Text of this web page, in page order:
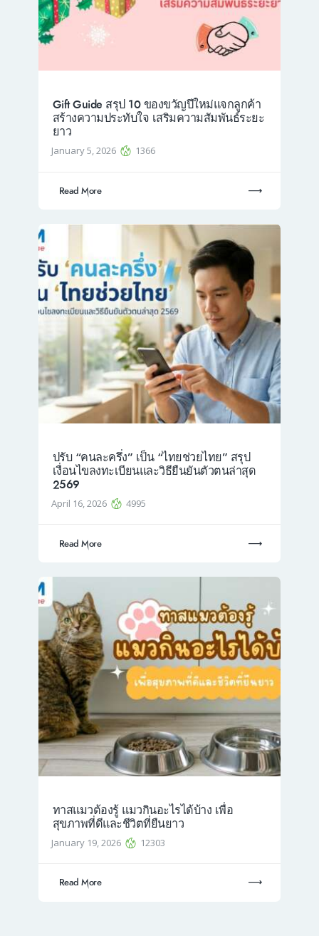
Gift Guide สรุป 10 ของขวัญปีใหม่แจกลูกค้า
สร้างความประทับใจ เสริมความสัมพันธ์ระยะ
ยาว
January 5, 2026 1366
Read More
ปรับ “คนละครึ่ง” เป็น “ไทยช่วยไทย” สรุป
เงื่อนไขลงทะเบียนและวิธียืนยันตัวตนล่าสุด
2569
April 16, 2026 4995
Read More
ทาสแมวต้องรู้ แมวกินอะไรได้บ้าง เพื่อ
สุขภาพที่ดีและชีวิตที่ยืนยาว
January 19, 2026 12303
Read More